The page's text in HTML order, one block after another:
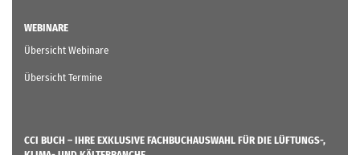
WEBINARE
Übersicht Webinare
Übersicht Termine
CCI BUCH – IHRE EXKLUSIVE FACHBUCHAUSWAHL FÜR DIE LÜFTUNGS-,